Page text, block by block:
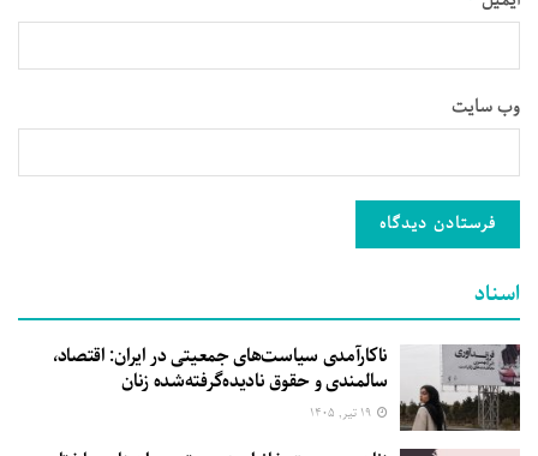
وب‌ سایت
اسناد
ناکارآمدی سیاست‌های جمعیتی در ایران: اقتصاد،
سالمندی و حقوق نادیده‌گرفته‌شده زنان